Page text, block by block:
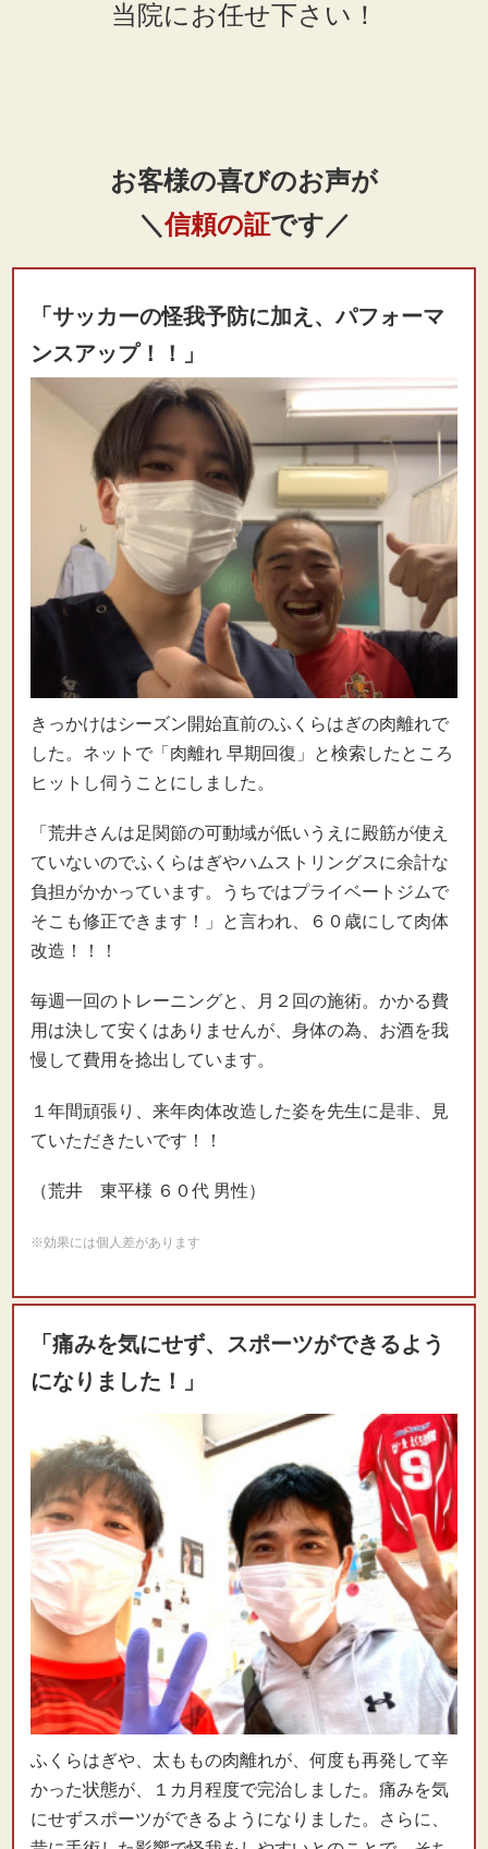
当院にお任せ下さい！
お客様の喜びのお声が
＼信頼の証です／
「サッカーの怪我予防に加え、パフォーマ
ンスアップ！！」
きっかけはシーズン開始直前のふくらはぎの肉離れで
した。ネットで「肉離れ 早期回復」と検索したところ
ヒットし伺うことにしました。
「荒井さんは足関節の可動域が低いうえに殿筋が使え
ていないのでふくらはぎやハムストリングスに余計な
負担がかかっています。うちではプライベートジムで
そこも修正できます！」と言われ、６０歳にして肉体
改造！！！
毎週一回のトレーニングと、月２回の施術。かかる費
用は決して安くはありませんが、身体の為、お酒を我
慢して費用を捻出しています。
１年間頑張り、来年肉体改造した姿を先生に是非、見
ていただきたいです！！
（荒井 東平様 ６０代 男性）
※効果には個人差があります
「痛みを気にせず、スポーツができるよう
になりました！」
ふくらはぎや、太ももの肉離れが、何度も再発して辛
かった状態が、１カ月程度で完治しました。痛みを気
にせずスポーツができるようになりました。さらに、